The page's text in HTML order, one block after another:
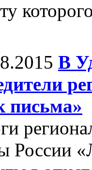
В
письма»
России